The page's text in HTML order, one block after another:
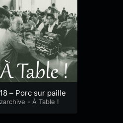
18 – Porc sur paille
zarchive - À Table !